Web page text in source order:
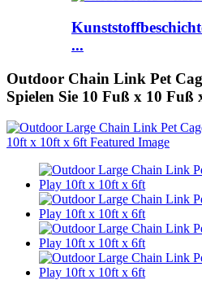
...
Outdoor Chain Link Pet
Spielen Sie 10 Fuß x 10 Fuß